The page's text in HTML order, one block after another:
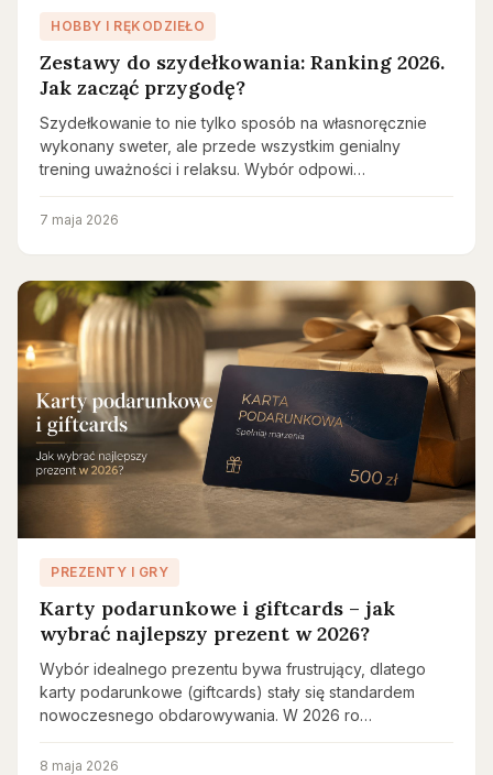
HOBBY I RĘKODZIEŁO
Zestawy do szydełkowania: Ranking 2026.
Jak zacząć przygodę?
Szydełkowanie to nie tylko sposób na własnoręcznie
wykonany sweter, ale przede wszystkim genialny
trening uważności i relaksu. Wybór odpowi…
7 maja 2026
PREZENTY I GRY
Karty podarunkowe i giftcards – jak
wybrać najlepszy prezent w 2026?
Wybór idealnego prezentu bywa frustrujący, dlatego
karty podarunkowe (giftcards) stały się standardem
nowoczesnego obdarowywania. W 2026 ro…
8 maja 2026